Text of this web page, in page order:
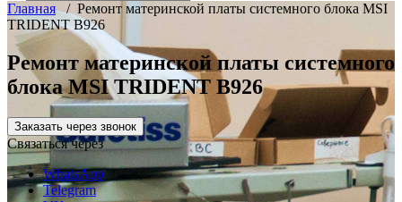
Главная/ Ремонт материнской платы системного блока MSI
TRIDENT B926
Ремонт материнской платы системного
блока MSI TRIDENT B926
Заказать через звонок
Связаться через
WhatsApp
Telegram